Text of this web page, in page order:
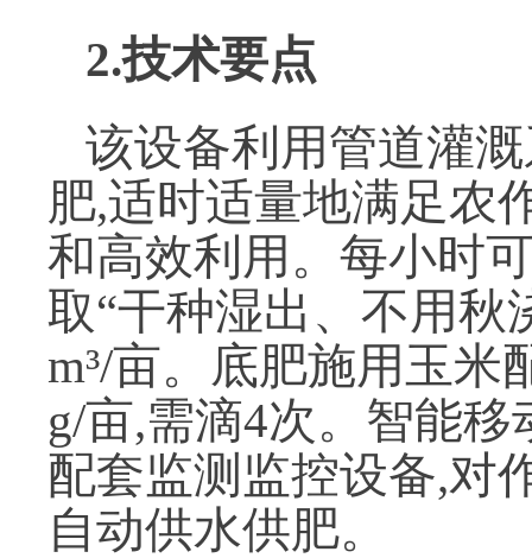
2.技术要点
该设备利用管道灌
肥,适时适量地满足农
和高效利用。每小时
取“干种湿出、不用秋
m³/亩。底肥施用玉米
g/亩,需滴4次。智能
配套监测监控设备,对
自动供水供肥。